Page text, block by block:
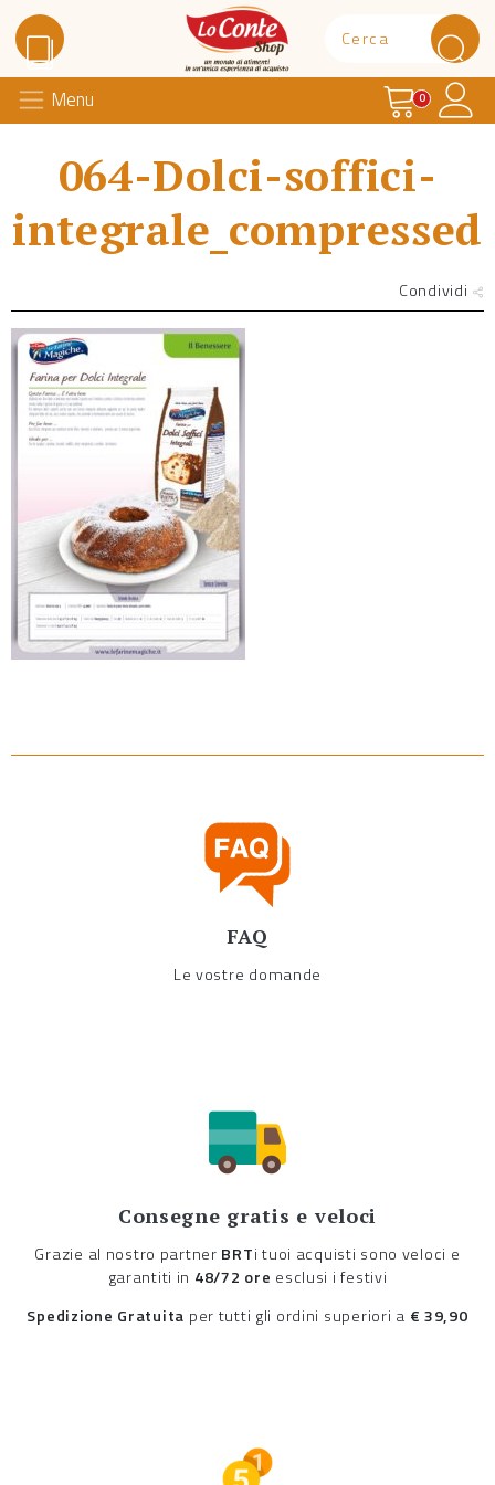
Lo Conte Shop
Menu Carrello
0
064-Dolci-soffici-
integrale_compressed
Condividi
FAQ
Le vostre domande
Consegne gratis e veloci
Grazie al nostro partner BRTi tuoi acquisti sono veloci e
garantiti in 48/72 ore esclusi i festivi
Spedizione Gratuita per tutti gli ordini superiori a € 39,90